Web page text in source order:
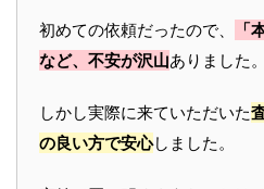
初めての依頼だったので、
「
など、不安が沢山ありました。
しかし実際に来ていただいた
の良い方で安心しました。